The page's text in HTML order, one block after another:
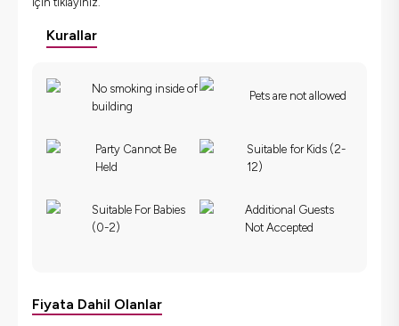
Kurallar
No smoking inside of
building
Pets are not allowed
Party Cannot Be
Held
Suitable for Kids (2-
12)
Suitable For Babies
(0-2)
Additional Guests
Not Accepted
Fiyata Dahil Olanlar